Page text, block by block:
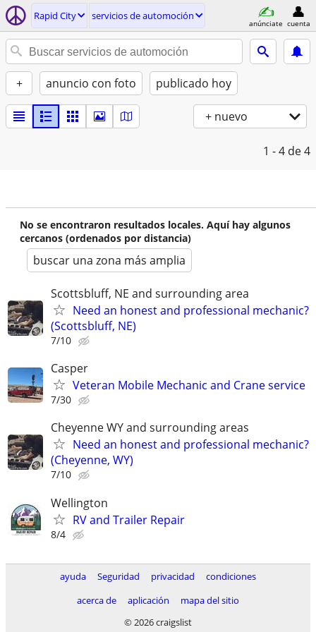
Rapid City servicios de automoción
anúnciate cuenta
+ anuncio con foto publicado hoy
+ nuevo
1 - 4 de 4
No se encontraron resultados locales. Aquí hay algunos
cercanos (ordenados por distancia)
buscar una zona más amplia
Scottsbluff, NE and surrounding area
Need an honest and professional mechanic?
(Scottsbluff, NE)
7/10
Casper
Veteran Mobile Mechanic and Crane service
7/30
Cheyenne WY and surrounding areas
Need an honest and professional mechanic?
(Cheyenne, WY)
7/10
Wellington
RV and Trailer Repair
8/4
ayuda Seguridad privacidad
condiciones
acerca de
aplicación
mapa del sitio
© 2026 craigslist